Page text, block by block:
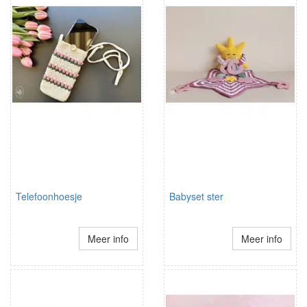
Telefoonhoesje
Meer info
Babyset ster
Meer info